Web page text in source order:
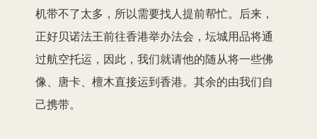
机带不了太多，所以需要找人提前帮忙。后来，
正好贝诺法王前往香港举办法会，坛城用品将通
过航空托运，因此，我们就请他的随从将一些佛
像、唐卡、檀木直接运到香港。其余的由我们自
己携带。